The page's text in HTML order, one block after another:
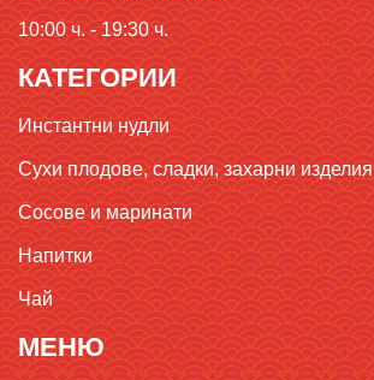
10:00 ч. - 19:30 ч.
КАТЕГОРИИ
Инстантни нудли
Сухи плодове, сладки, захарни изделия
Сосове и маринати
Напитки
Чай
МЕНЮ